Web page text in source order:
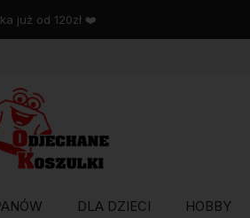
48 godzin
DLA DZIECI HOBBY